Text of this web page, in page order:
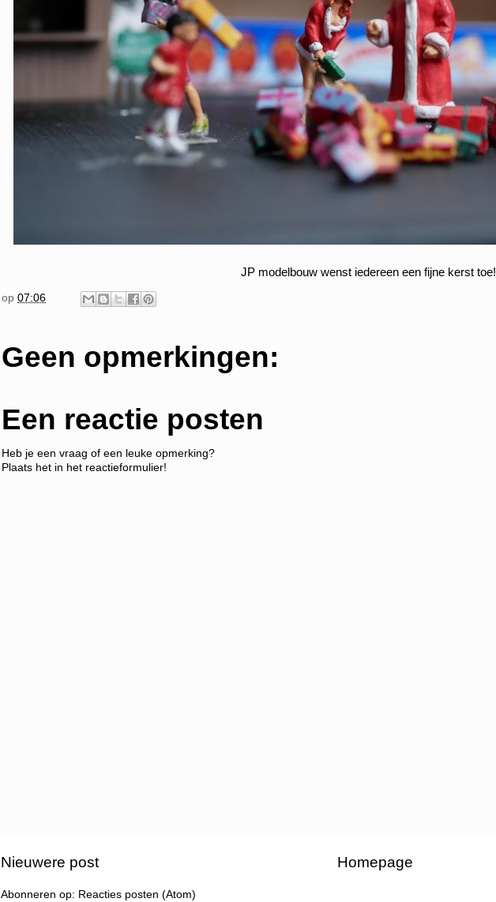
JP modelbouw wenst iedereen een fijne kerst toe!
op 07:06
Geen opmerkingen:
Een reactie posten
Heb je een vraag of een leuke opmerking?
Plaats het in het reactieformulier!
Nieuwere post Homepage
Abonneren op: Reacties posten (Atom)